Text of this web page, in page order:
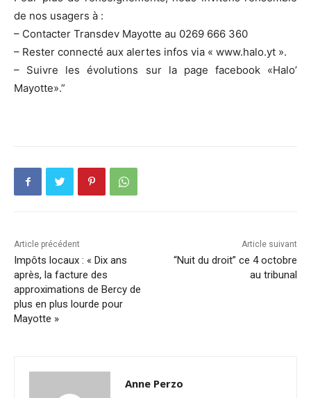
de nos usagers à :
– Contacter Transdev Mayotte au 0269 666 360
– Rester connecté aux alertes infos via « www.halo.yt ».
– Suivre les évolutions sur la page facebook «Halo’
Mayotte».”
Article précédent
Impôts locaux : « Dix ans
après, la facture des
approximations de Bercy de
plus en plus lourde pour
Mayotte »
Article suivant
“Nuit du droit” ce 4 octobre
au tribunal
Anne Perzo